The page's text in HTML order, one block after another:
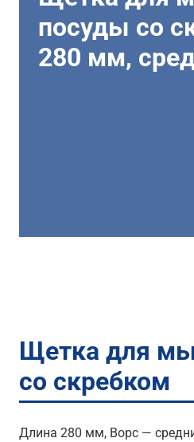
посуды со
280 мм,
Щетка для
со скребком
Длина 280 мм, Ворс —